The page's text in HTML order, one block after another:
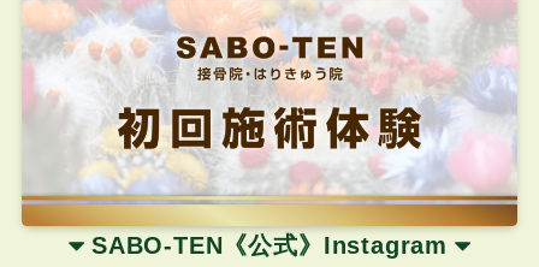
SABO-TEN《公式》 Instagram